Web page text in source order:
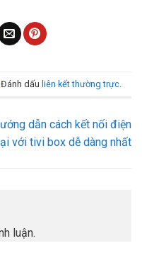
. Đánh dấu liên kết thường trực
dẫn cách kết nối điện
với tivi box dễ dàng nhất
luận.